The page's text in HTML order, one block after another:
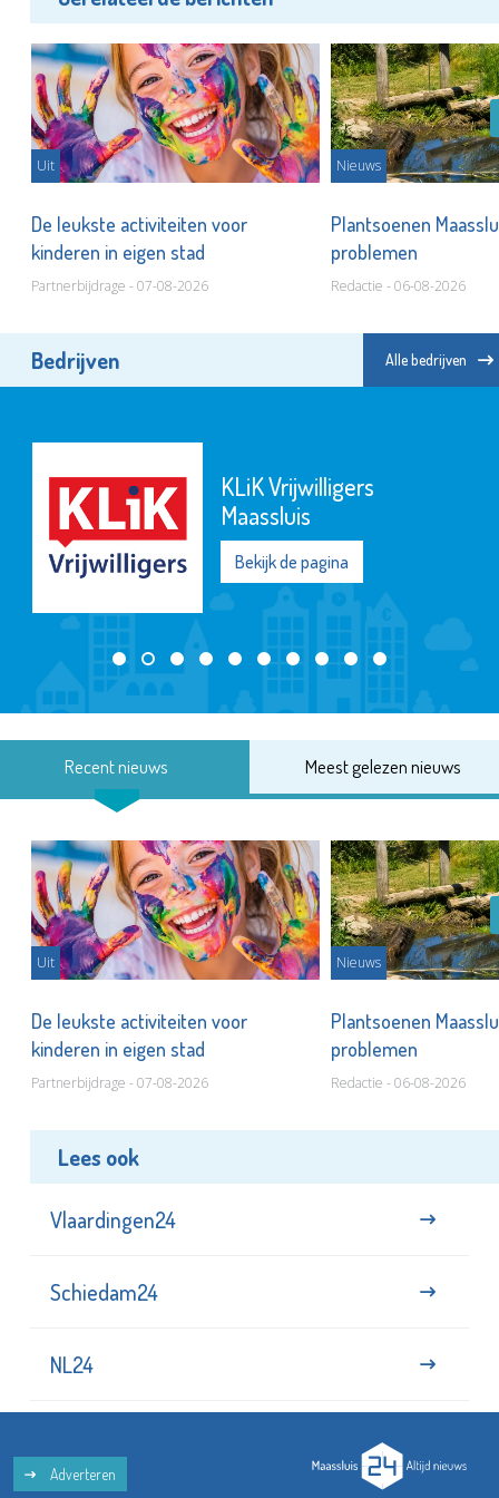
Uit
De leukste activiteiten voor
kinderen in eigen stad
Partnerbijdrage - 07-08-2026
Nieuws
Plantsoenen
problemen
Redactie - 06-08-2026
Bedrijven Alle bedrijven
KLiK Vrijwilligers
Maassluis
Bekijk de pagina
Recent nieuws Meest gelezen nieuws
Uit
De leukste activiteiten voor
kinderen in eigen stad
Partnerbijdrage - 07-08-2026
Nieuws
Plantsoenen
problemen
Redactie - 06-08-2026
Lees ook
Vlaardingen24
Schiedam24
NL24
Adverteren